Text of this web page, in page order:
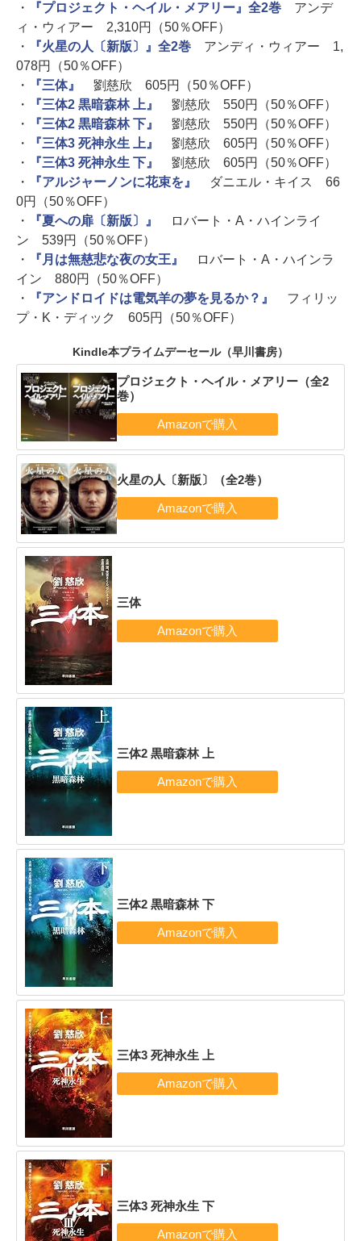
・ 『プロジェクト・ヘイル・メアリー』全2巻アンデ
ィ・ウィアー 2,310円（50％OFF）
・
『火星の人〔新版〕』全2巻アンディ・ウィアー 1,
078円（50％OFF）
・
『三体』
劉慈欣 605円（50％OFF）
・
『三体2 黒暗森林 上』
劉慈欣 550円（50％OFF）
・
『三体2 黒暗森林 下』
劉慈欣 550円（50％OFF）
・
『三体3 死神永生 上』
劉慈欣 605円（50％OFF）
・
『三体3 死神永生 下』
劉慈欣 605円（50％OFF）
・
『アルジャーノンに花束を』
ダニエル・キイス 66
0円（50％OFF）
・
『夏への扉〔新版〕』
ロバート・A・ハインライ
ン 539円（50％OFF）
・
『月は無慈悲な夜の女王』
ロバート・A・ハインラ
イン 880円（50％OFF）
・
『アンドロイドは電気羊の夢を見るか？』
フィリッ
プ・K・ディック 605円（50％OFF）
Kindle本プライムデーセール（早川書房）
プロジェクト・ヘイル・メアリー（全2
巻）
火星の人〔新版〕（全2巻）
三体
三体2 黒暗森林 上
三体2 黒暗森林 下
三体3 死神永生 上
三体3 死神永生 下